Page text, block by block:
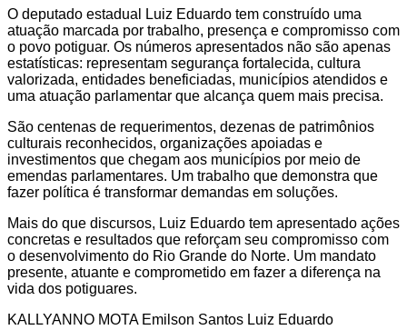
O deputado estadual Luiz Eduardo tem construído uma
atuação marcada por trabalho, presença e compromisso com
o povo potiguar. Os números apresentados não são apenas
estatísticas: representam segurança fortalecida, cultura
valorizada, entidades beneficiadas, municípios atendidos e
uma atuação parlamentar que alcança quem mais precisa.
São centenas de requerimentos, dezenas de patrimônios
culturais reconhecidos, organizações apoiadas e
investimentos que chegam aos municípios por meio de
emendas parlamentares. Um trabalho que demonstra que
fazer política é transformar demandas em soluções.
Mais do que discursos, Luiz Eduardo tem apresentado ações
concretas e resultados que reforçam seu compromisso com
o desenvolvimento do Rio Grande do Norte. Um mandato
presente, atuante e comprometido em fazer a diferença na
vida dos potiguares.
KALLYANNO MOTA Emilson Santos Luiz Eduardo